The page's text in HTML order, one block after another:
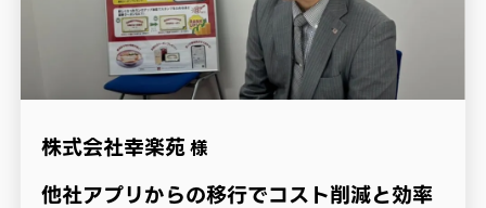
株式会社幸楽苑様
他社アプリからの移行でコスト削減と効率